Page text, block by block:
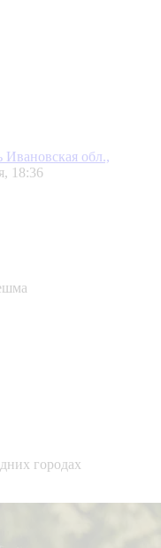
Ивановская обл.,
18:36
городах